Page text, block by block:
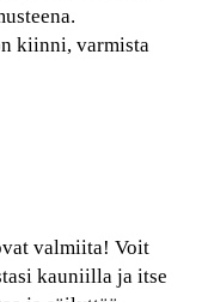
kiinni, varmista
valmiita! Voit
kauniilla ja itse